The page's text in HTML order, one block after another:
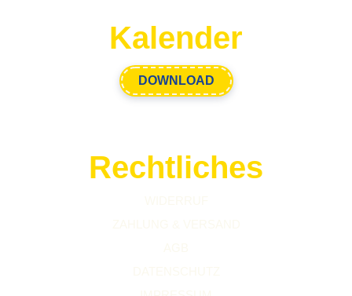
Kalender
DOWNLOAD
Rechtliches